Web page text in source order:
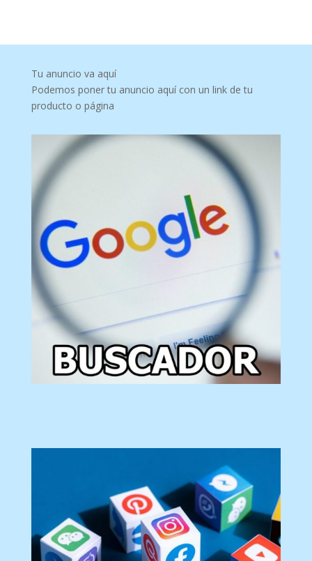
Tu anuncio va aquí
Podemos poner tu anuncio aquí con un link de tu
producto o página